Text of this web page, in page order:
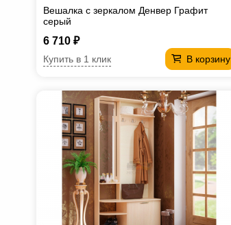
Вешалка с зеркалом Денвер Графит
серый
6 710 ₽
В корзину
Купить в 1 клик